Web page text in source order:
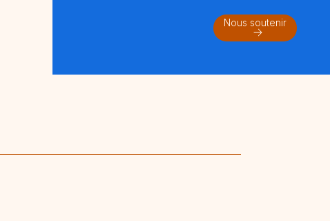
Nous soutenir